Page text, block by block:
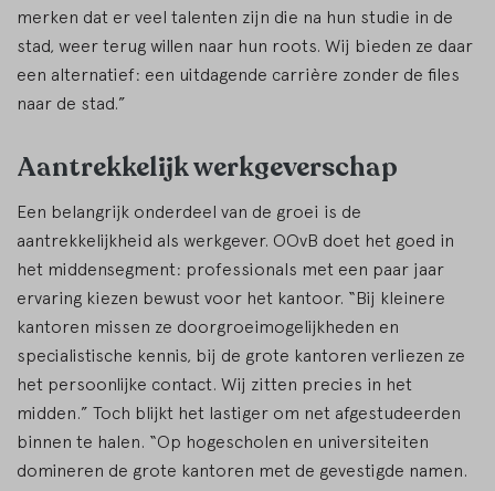
merken dat er veel talenten zijn die na hun studie in de
stad, weer terug willen naar hun roots. Wij bieden ze daar
een alternatief: een uitdagende carrière zonder de files
naar de stad.”
Aantrekkelijk werkgeverschap
Een belangrijk onderdeel van de groei is de
aantrekkelijkheid als werkgever. OOvB doet het goed in
het middensegment: professionals met een paar jaar
ervaring kiezen bewust voor het kantoor. “Bij kleinere
kantoren missen ze doorgroeimogelijkheden en
specialistische kennis, bij de grote kantoren verliezen ze
het persoonlijke contact. Wij zitten precies in het
midden.” Toch blijkt het lastiger om net afgestudeerden
binnen te halen. “Op hogescholen en universiteiten
domineren de grote kantoren met de gevestigde namen.